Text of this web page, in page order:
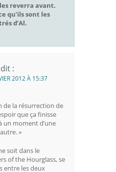
les reverra avant.
qu’ils sont les
d’Al.
dit :
2012 À 15:37
de la résurrection de
que ça finisse
un moment d’une
»
soit dans le
of the Hourglass, se
entre les deux